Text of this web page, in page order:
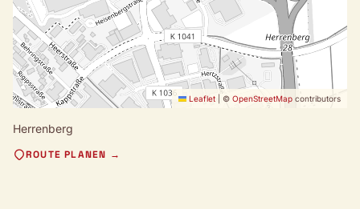
Leaflet © OpenStreetMap contributors
Herrenberg
ROUTE PLANEN →